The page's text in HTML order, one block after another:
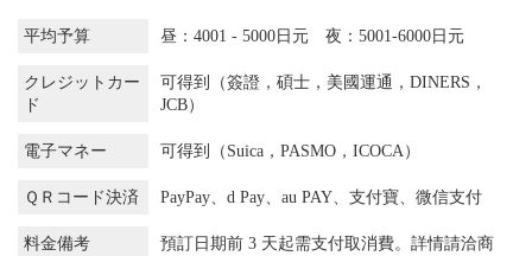
平均予算 昼：4001 - 5000日元 夜：5001-6000日元
クレジットカー
ド
可得到（簽證，碩士，美國運通，DINERS，
JCB）
電子マネー 可得到（Suica，PASMO，ICOCA）
ＱＲコード決済 PayPay、d Pay、au PAY、支付寶、微信支付
料金備考
預訂日期前 3 天起需支付取消費。詳情請洽商